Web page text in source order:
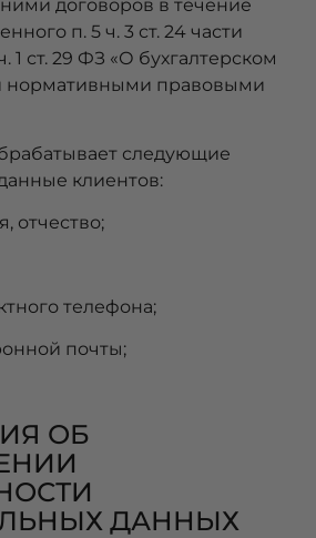
договоров в течение
п. 5 ч. 3 ст. 24 части
ст. 29 ФЗ «О бухгалтерском
нормативными правовыми
следующие
клиентов:
отчество;
телефона;
почты;
ОБ
ДАННЫХ